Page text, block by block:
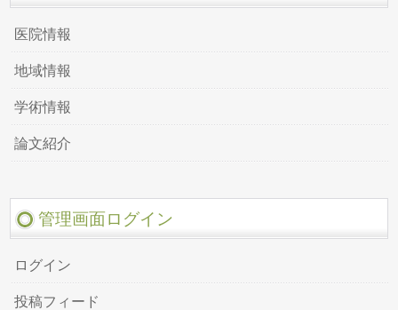
医院情報
地域情報
学術情報
論文紹介
管理画面ログイン
ログイン
投稿フィード